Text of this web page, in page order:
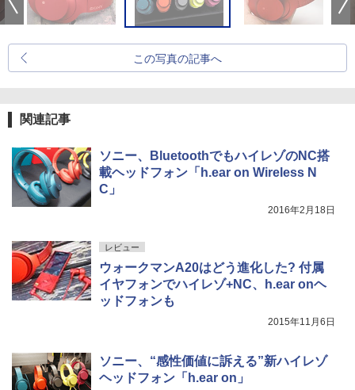
この写真の記事へ
関連記事
ソニー、BluetoothでもハイレゾのNC搭
載ヘッドフォン「h.ear on Wireless N
C」
2016年2月18日
レビュー
ウォークマンA20はどう進化した? 付属
イヤフォンでハイレゾ+NC、h.ear onヘ
ッドフォンも
2015年11月6日
ソニー、“感性価値に訴える”新ハイレゾ
ヘッドフォン「h.ear on」